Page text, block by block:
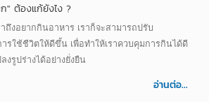
" ต้องแก้ยังไง ?
าถึงอยากกินอาหาร เราก็จะสามารถปรับ
รใช้ชีวิตให้ดีขึ้น เพื่อทำให้เราควบคุมการกินได้ดี
รูปร่างได้อย่างยั่งยืน
อ่านต่อ...